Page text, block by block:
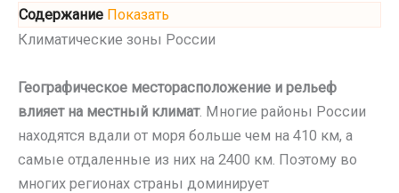
Содержание Показать
Климатические зоны России
Географическое месторасположение и рельеф
влияет на местный климат. Многие районы России
находятся вдали от моря больше чем на 410 км, а
самые отдаленные из них на 2400 км. Поэтому во
многих регионах страны доминирует